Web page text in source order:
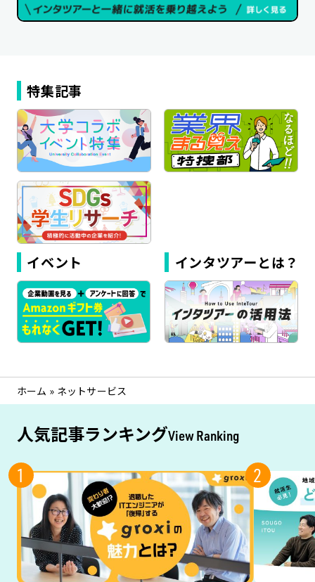
特集記事
イベント インタツアーとは？
ホーム » ネットサービス
人気記事ランキングView Ranking
1 2